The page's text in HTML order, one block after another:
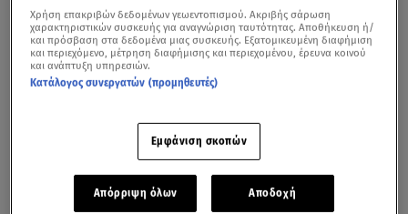
Χρήση επακριβών δεδομένων γεωεντοπισμού. Ακριβής σάρωση
χαρακτηριστικών συσκευής για αναγνώριση ταυτότητας. Αποθήκευση ή/
και πρόσβαση στα δεδομένα μιας συσκευής. Εξατομικευμένη διαφήμιση
και περιεχόμενο, μέτρηση διαφήμισης και περιεχομένου, έρευνα κοινού
και ανάπτυξη υπηρεσιών.
Κατάλογος συνεργατών (προμηθευτές)
Εμφάνιση σκοπών
Απόρριψη όλων Αποδοχή